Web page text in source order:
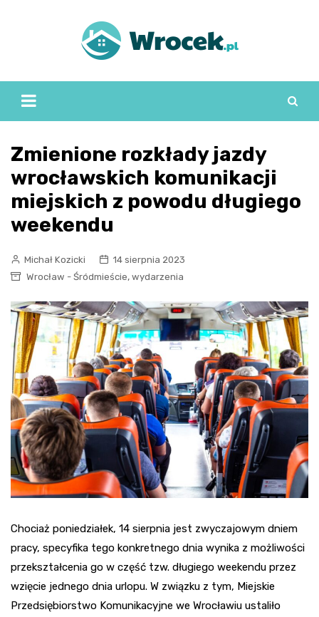
Zmienione rozkłady jazdy
wrocławskich komunikacji
miejskich z powodu długiego
weekendu
Michał Kozicki
14 sierpnia 2023
Wrocław - Śródmieście, wydarzenia
Chociaż poniedziałek, 14 sierpnia jest zwyczajowym dniem
pracy, specyfika tego konkretnego dnia wynika z możliwości
przekształcenia go w część tzw. długiego weekendu przez
wzięcie jednego dnia urlopu. W związku z tym, Miejskie
Przedsiębiorstwo Komunikacyjne we Wrocławiu ustaliło